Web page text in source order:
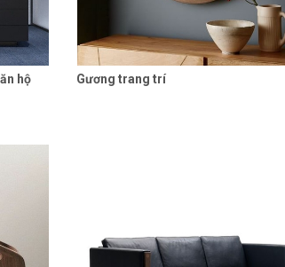
tiết
hộ
Liên hệ
Gương trang trí